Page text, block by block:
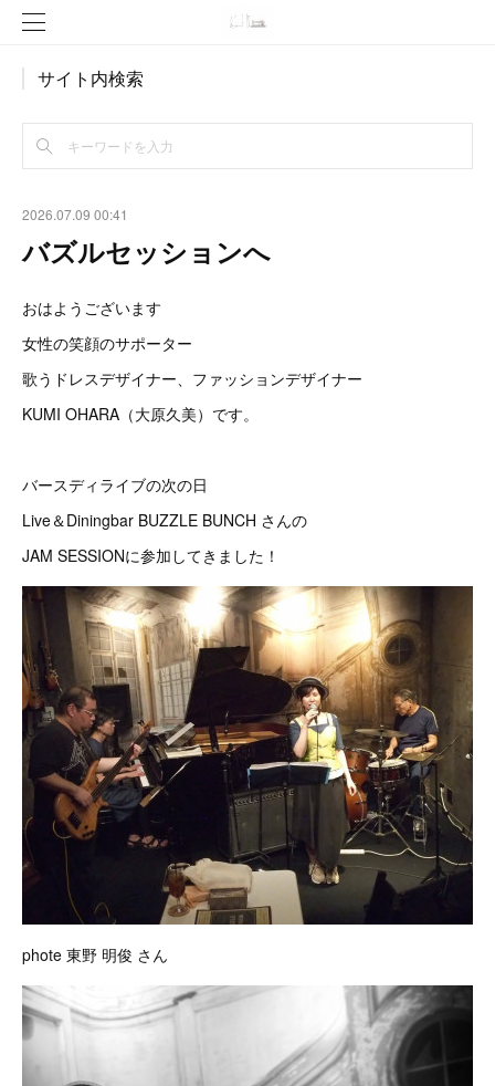
サイト内検索
2026.07.09 00:41
バズルセッションへ
おはようございます
女性の笑顔のサポーター
歌うドレスデザイナー、ファッションデザイナー
KUMI OHARA（大原久美）です。
バースディライブの次の日
Live＆Diningbar BUZZLE BUNCH さんの
JAM SESSIONに参加してきました！
phote 東野 明俊 さん